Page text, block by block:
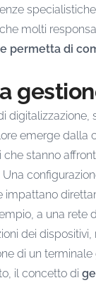
molti
permetta di
digitalizzazione,
emerge dalla
che stanno
Una
impattano
a una rete
dei
di un
il concetto di